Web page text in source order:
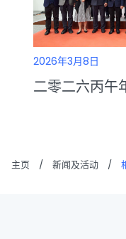
2026年3月8日
二零二六丙午
主页 / 新闻及活动 /